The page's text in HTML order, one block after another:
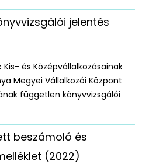
jelentés
és Középvállalkozásainak
Megyei Vállalkozói Központ
független könyvvizsgálói
beszámoló és
(2022)